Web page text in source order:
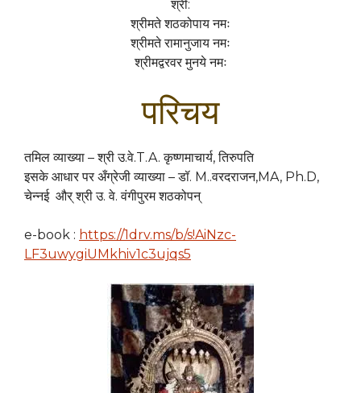
श्री:
श्रीमते शठकोपाय नमः
श्रीमते रामानुजाय नमः
श्रीमद्वरवर मुनये नमः
परिचय
तमिल व्याख्या – श्री उ.वे.T.A. कृष्णमाचार्य, तिरुपति
इसके आधार पर अँग्रेजी व्याख्या – डॉ. M..वरदराजन,MA, Ph.D,
चेन्नई और् श्री उ. वे. वंगीपुरम शठकोपन्
e-book : https://1drv.ms/b/s!AiNzc-
LF3uwygiUMkhiv1c3ujqs5